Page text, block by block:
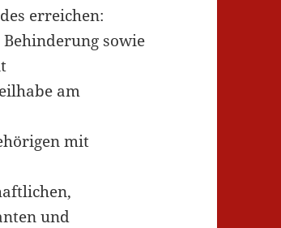
erreichen:
sowie
am
mit
und